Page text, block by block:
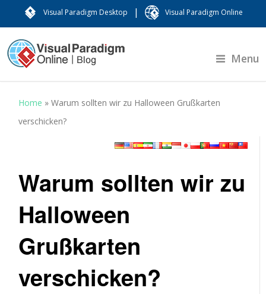
Visual Paradigm Desktop | Visual Paradigm Online
Menu
Home »Warum sollten wir zu Halloween Grußkarten
verschicken?
Warum sollten wir zu
Halloween
Grußkarten
verschicken?